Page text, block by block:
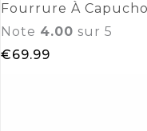
Fourrure À
Note 4.00 sur 5
€69.99